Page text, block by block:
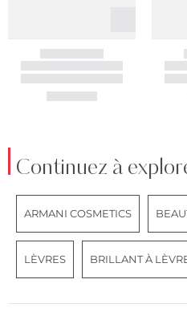
Continuez à
ARMANI COSMETICS
LÈVRES BRILLANT À